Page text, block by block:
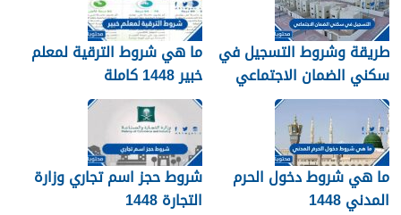
طريقة وشروط التسجيل في
سكني الضمان الاجتماعي
1448
ما هي شروط الترقية لمعلم
خبير 1448 كاملة
ما هي شروط دخول الحرم
المدني 1448
شروط حجز اسم تجاري وزارة
التجارة 1448